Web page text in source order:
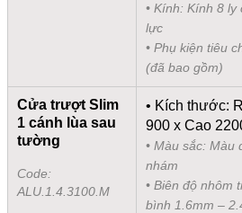
• Kính: Kính 8 ly
lực
• Phụ kiện tiêu
(đã bao gồm)
Cửa trượt Slim
1 cánh lùa sau
tường
Code:
ALU.1.4.3100.M
• Kích thước:
900 x Cao
• Màu sắc: Màu
nhám
• Biên độ nhôm
bình 1.6mm –